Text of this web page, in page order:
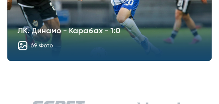
ЛК. Динамо - Карабах - 1:0
69 Фото